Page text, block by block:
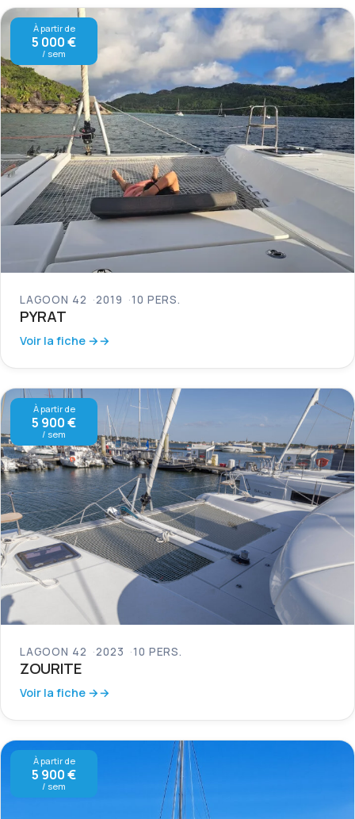
À partir de
5 000 €
/ sem
LAGOON 42 2019 10 PERS.
PYRAT
Voir la fiche →
À partir de
5 900 €
/ sem
LAGOON 42 2023 10 PERS.
ZOURITE
Voir la fiche →
À partir de
5 900 €
/ sem